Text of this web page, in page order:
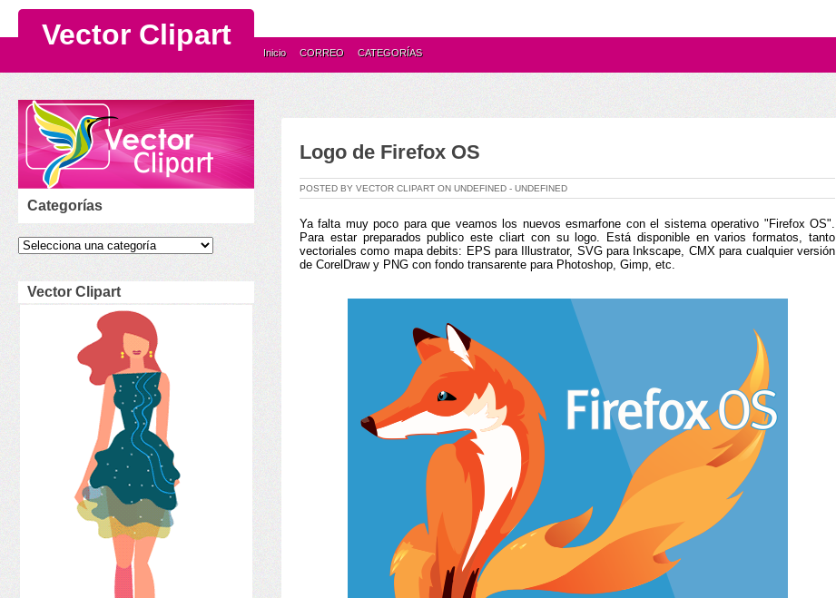
Vector Clipart
Inicio CORREO CATEGORÍAS
Categorías
Vector Clipart
Logo de Firefox OS
POSTED BY VECTOR CLIPART ON UNDEFINED - UNDEFINED
Ya falta muy poco para que veamos los nuevos esmarfone con el sistema operativo "Firefox OS".
Para estar preparados publico este cliart con su logo. Está disponible en varios formatos, tanto
vectoriales como mapa debits: EPS para Illustrator, SVG para Inkscape, CMX para cualquier versión
de CorelDraw y PNG con fondo transarente para Photoshop, Gimp, etc.